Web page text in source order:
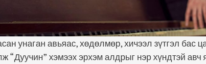
унаган авьяас, хөдөлмөр, хичээл зүтгэл бас
“Дуучин” хэмээх эрхэм алдрыг нэр хүндтэй авч